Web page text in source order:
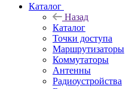
Каталог
Назад
Каталог
Точки доступа
Маршрутизаторы
Коммутаторы
Антенны
Радиоустройства